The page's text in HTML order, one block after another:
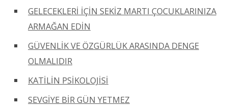
GELECEKLERİ İÇİN SEKİZ MARTI ÇOCUKLARINIZA
ARMAĞAN EDİN
GÜVENLİK VE ÖZGÜRLÜK ARASINDA DENGE
OLMALIDIR
KATİLİN PSİKOLOJİSİ
SEVGİYE BİR GÜN YETMEZ